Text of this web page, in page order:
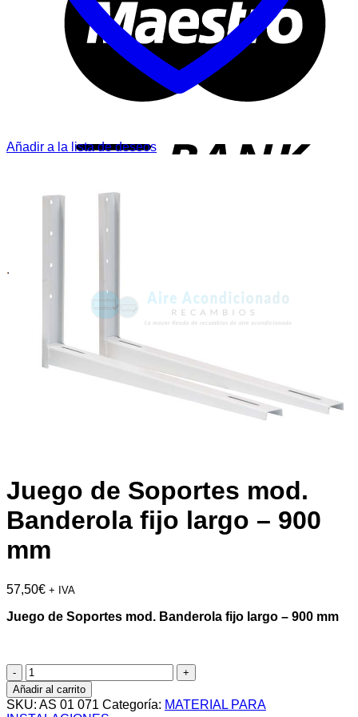
Añadir a la lista de deseos
Juego de Soportes mod.
Banderola fijo largo – 900
mm
57,50€ + IVA
Juego de Soportes mod. Banderola fijo largo – 900 mm
Juego
de
Soportes
mod.
Añadir al carrito
SKU: AS 01 071 Categoría: MATERIAL PARA